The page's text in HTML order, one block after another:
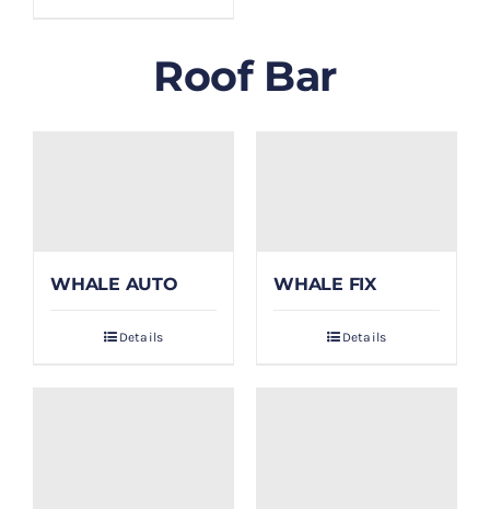
Roof Bar
WHALE AUTO
Details
WHALE FIX
Details